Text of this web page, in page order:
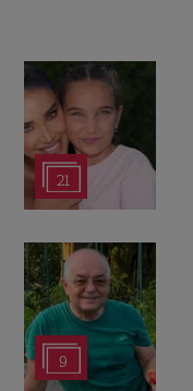
21
9